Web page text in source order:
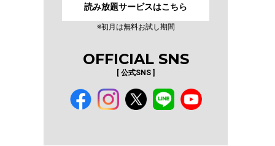
読み放題サービスはこちら
※初月は無料お試し期間
OFFICIAL SNS
[ 公式SNS ]